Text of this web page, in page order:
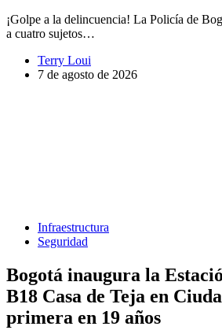
¡Golpe a la delincuencia! La Policía de
a cuatro sujetos…
Terry Loui
7 de agosto de 2026
Infraestructura
Seguridad
Bogotá inaugura la
B18 Casa de Teja en
primera en 19 años